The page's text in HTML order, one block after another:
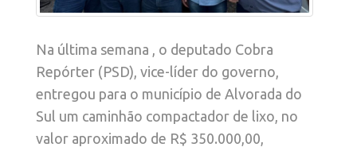
Na última semana , o deputado Cobra
Repórter (PSD), vice-líder do governo,
entregou para o município de Alvorada do
Sul um caminhão compactador de lixo, no
valor aproximado de R$ 350.000,00,